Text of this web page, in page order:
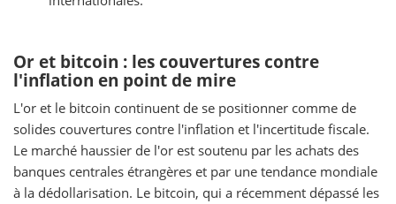
Or et bitcoin : les couvertures contre
l'inflation en point de mire
L'or et le bitcoin continuent de se positionner comme de
solides couvertures contre l'inflation et l'incertitude fiscale.
Le marché haussier de l'or est soutenu par les achats des
banques centrales étrangères et par une tendance mondiale
à la dédollarisation. Le bitcoin, qui a récemment dépassé les